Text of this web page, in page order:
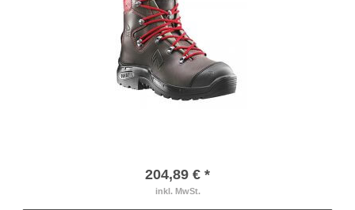
204,89 € *
inkl. MwSt.